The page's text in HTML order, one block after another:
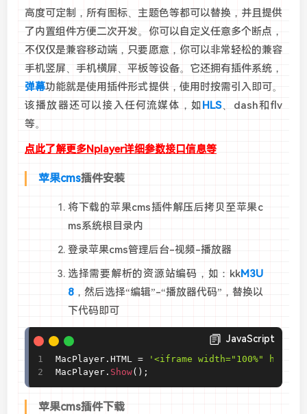
高度可定制，所有图标、主题色等都可以替换，并且提供
了内置组件方便二次开发。你可以自定义任意多个断点，
不仅仅是兼容移动端，只要愿意，你可以非常轻松的兼容
手机竖屏、手机横屏、平板等设备。它还拥有插件系统，
弹幕功能就是使用插件形式提供，使用时按需引入即可。
该播放器还可以接入任何流媒体，如HLS、dash和flv
等。
点此了解更多Nplayer详细参数接口信息等
苹果cms插件安装
将下载的苹果cms插件解压后拷贝至苹果c
ms系统根目录内
登录苹果cms管理后台-视频-播放器
选择需要解析的资源站编码，如：kkM3U
8 ，然后选择“编辑”-“播放器代码”，替换以
下代码即可
JavaScript
MacPlayer . HTML =
'<iframe width="100%"
MacPlayer . Show( ) ;
苹果cms插件下载